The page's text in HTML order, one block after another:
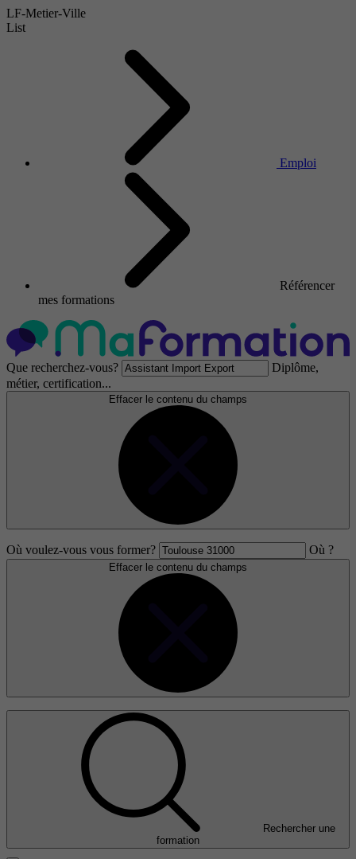
LF-Metier-Ville
List
Emploi
Référencer
mes formations
Que recherchez-vous?
Diplôme,
métier, certification...
Effacer le contenu du champs
Où voulez-vous vous former? Où ?
Effacer le contenu du champs
Rechercher une
formation